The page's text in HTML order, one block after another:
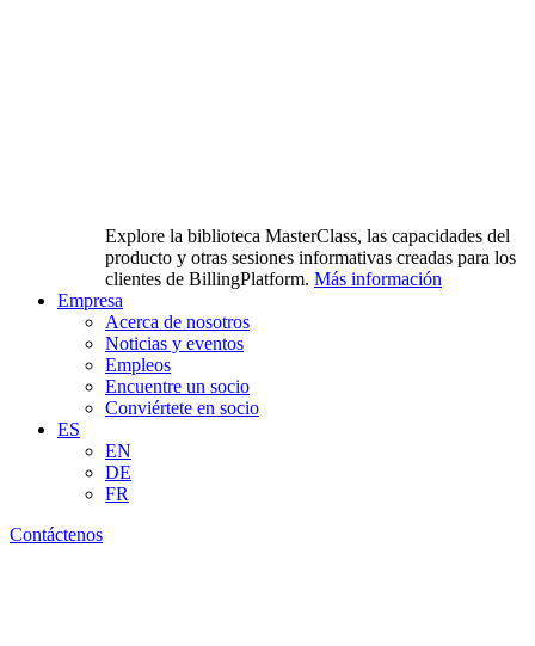
Explore la biblioteca MasterClass, las capacidades del
producto y otras sesiones informativas creadas para los
clientes de BillingPlatform. Más información
Empresa
Acerca de nosotros
Noticias y eventos
Empleos
Encuentre un socio
Conviértete en socio
ES
EN
DE
FR
Contáctenos